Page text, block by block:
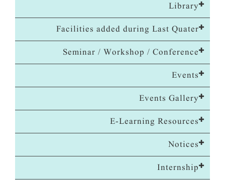
Library
Facilities added during Last Quater
Seminar / Workshop / Conference
Events
Events Gallery
E-Learning Resources
Notices
Internship